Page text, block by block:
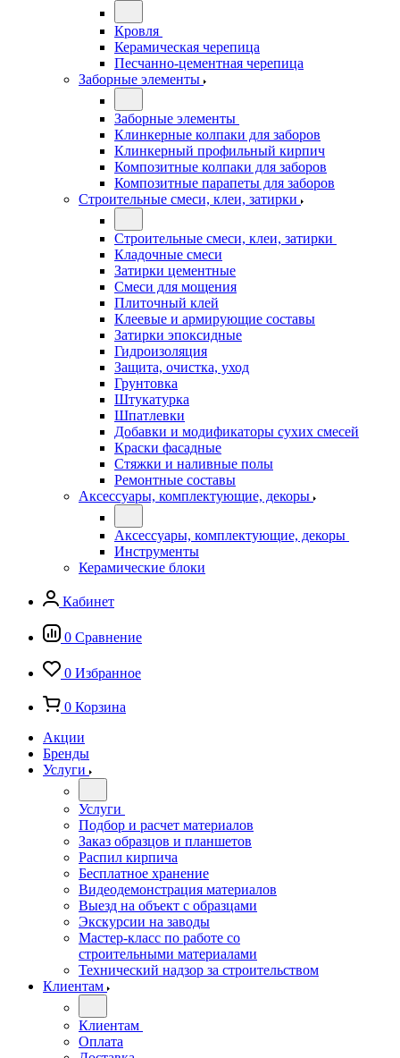
Кровля
Керамическая черепица
Песчанно-цементная черепица
Заборные элементы
Заборные элементы
Клинкерные колпаки для заборов
Клинкерный профильный кирпич
Композитные колпаки для заборов
Композитные парапеты для заборов
Строительные смеси, клеи, затирки
Строительные смеси, клеи, затирки
Кладочные смеси
Затирки цементные
Смеси для мощения
Плиточный клей
Клеевые и армирующие составы
Затирки эпоксидные
Гидроизоляция
Защита, очистка, уход
Грунтовка
Штукатурка
Шпатлевки
Добавки и модификаторы сухих смесей
Краски фасадные
Стяжки и наливные полы
Ремонтные составы
Аксессуары, комплектующие, декоры
Аксессуары, комплектующие, декоры
Инструменты
Керамические блоки
Кабинет
0 Сравнение
0 Избранное
0 Корзина
Акции
Бренды
Услуги
Услуги
Подбор и расчет материалов
Заказ образцов и планшетов
Распил кирпича
Бесплатное хранение
Видеодемонстрация материалов
Выезд на объект с образцами
Экскурсии на заводы
Мастер-класс по работе со
строительными материалами
Технический надзор за строительством
Клиентам
Клиентам
Оплата